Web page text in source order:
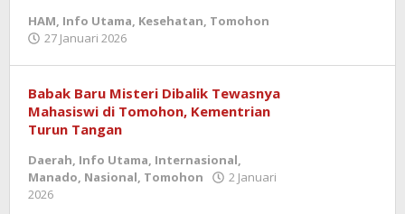
HAM, Info Utama, Kesehatan, Tomohon
27 Januari 2026
Babak Baru Misteri Dibalik Tewasnya
Mahasiswi di Tomohon, Kementrian
Turun Tangan
Daerah, Info Utama, Internasional,
Manado, Nasional, Tomohon
2 Januari
2026